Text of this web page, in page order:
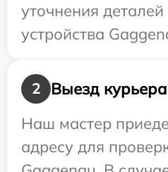
уточнения
устройства
2
Выезд
Наш мастер
адресу для